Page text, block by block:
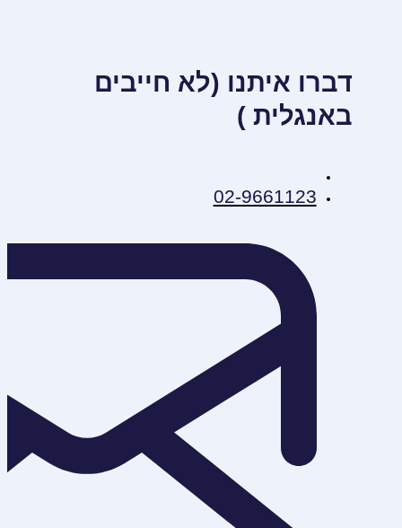
דברו איתנו (לא חייבים
באנגלית )
02-9661123